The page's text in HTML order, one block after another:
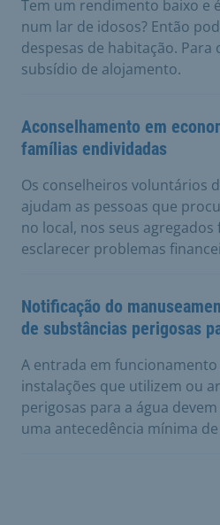
Tem um rendimento baixo e
num lar de idosos? Então
despesas de habitação. Para
subsídio de alojamento.
Aconselhamento em
famílias endividadas
Os conselheiros voluntários
ajudam as pessoas que
no local, nos seus
esclarecer problemas
Notificação do
de substâncias perigosas
A entrada em
instalações que utilizem ou
perigosas para a água
uma antecedência mínima